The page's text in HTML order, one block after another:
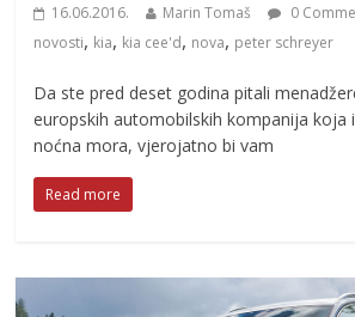
16.06.2016. Marin Tomaš 0
novosti, kia, kia cee'd, nova, peter schreyer
Da ste pred deset godina pitali
europskih automobilskih kompanija koja
noćna mora, vjerojatno bi vam
Read more